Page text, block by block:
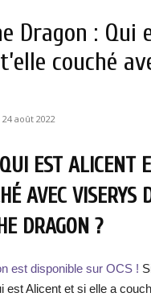
Dragon : Qui
couché
24 août 2022
EST ALICENT
AVEC VISERYS
DRAGON ?
est disponible sur OCS !
est Alicent et si elle a